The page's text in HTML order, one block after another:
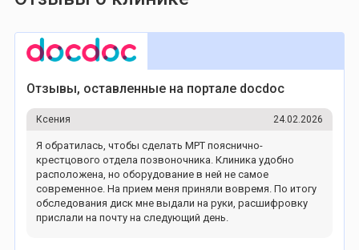
Отзывы, оставленные на портале docdoc
Ксения 24.02.2026
Я обратилась, чтобы сделать МРТ пояснично-
крестцового отдела позвоночника. Клиника удобно
расположена, но оборудование в ней не самое
современное. На прием меня приняли вовремя. По итогу
обследования диск мне выдали на руки, расшифровку
прислали на почту на следующий день.